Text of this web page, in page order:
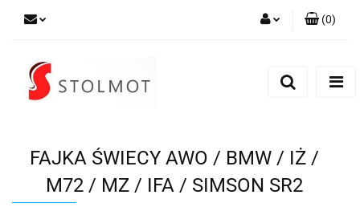
(0)
FAJKA ŚWIECY AWO / BMW / IŻ /
M72 / MZ / IFA / SIMSON SR2